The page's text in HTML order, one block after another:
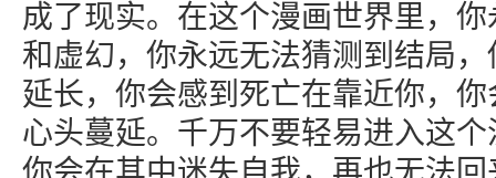
成了现实。在这个漫画世界里，
和虚幻，你永远无法猜测到结局
延长，你会感到死亡在靠近你，
心头蔓延。千万不要轻易进入这